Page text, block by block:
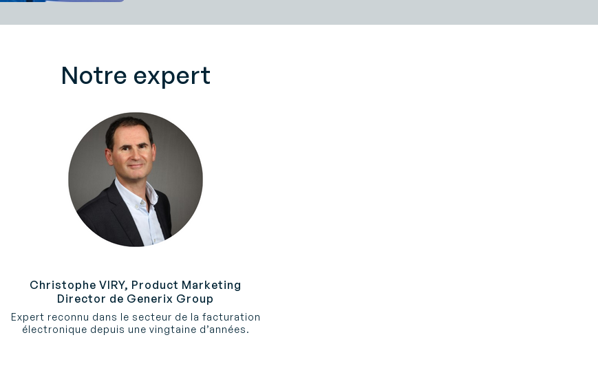
Notre expert
Christophe VIRY, Product Marketing
Director de Generix Group
Expert reconnu dans le secteur de la facturation
électronique depuis une vingtaine d’années.